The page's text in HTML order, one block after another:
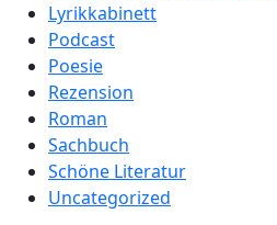
Lyrikkabinett
Podcast
Poesie
Rezension
Roman
Sachbuch
Schöne Literatur
Uncategorized